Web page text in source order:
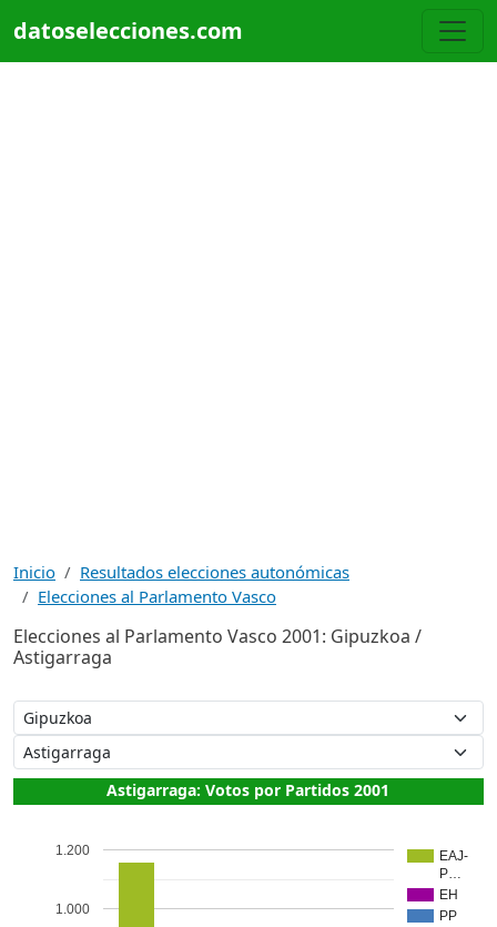
datoselecciones.com
Inicio
Resultados elecciones autonómicas
Elecciones al Parlamento Vasco
Elecciones al Parlamento Vasco 2001: Gipuzkoa /
Astigarraga
Astigarraga: Votos por Partidos 2001
EAJ-
P…
EH
PP
1.000
1.200